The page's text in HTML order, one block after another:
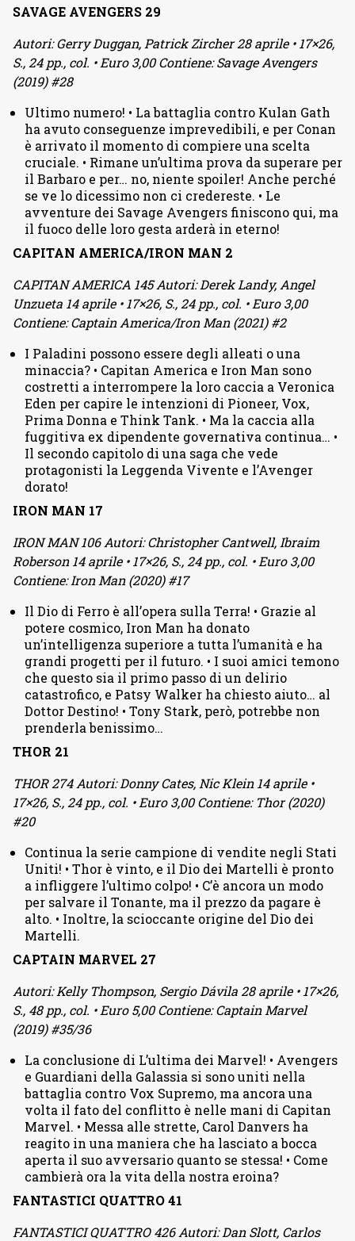
SAVAGE AVENGERS 29
Autori: Gerry Duggan, Patrick Zircher 28 aprile • 17×26,
S., 24 pp., col. • Euro 3,00 Contiene: Savage Avengers
(2019) #28
Ultimo numero! • La battaglia contro Kulan Gath
ha avuto conseguenze imprevedibili, e per Conan
è arrivato il momento di compiere una scelta
cruciale. • Rimane un’ultima prova da superare per
il Barbaro e per… no, niente spoiler! Anche perché
se ve lo dicessimo non ci credereste. • Le
avventure dei Savage Avengers finiscono qui, ma
il fuoco delle loro gesta arderà in eterno!
CAPITAN AMERICA/IRON MAN 2
CAPITAN AMERICA 145 Autori: Derek Landy, Angel
Unzueta 14 aprile • 17×26, S., 24 pp., col. • Euro 3,00
Contiene: Captain America/Iron Man (2021) #2
I Paladini possono essere degli alleati o una
minaccia? • Capitan America e Iron Man sono
costretti a interrompere la loro caccia a Veronica
Eden per capire le intenzioni di Pioneer, Vox,
Prima Donna e Think Tank. • Ma la caccia alla
fuggitiva ex dipendente governativa continua… •
Il secondo capitolo di una saga che vede
protagonisti la Leggenda Vivente e l’Avenger
dorato!
IRON MAN 17
IRON MAN 106 Autori: Christopher Cantwell, Ibraim
Roberson 14 aprile • 17×26, S., 24 pp., col. • Euro 3,00
Contiene: Iron Man (2020) #17
Il Dio di Ferro è all’opera sulla Terra! • Grazie al
potere cosmico, Iron Man ha donato
un’intelligenza superiore a tutta l’umanità e ha
grandi progetti per il futuro. • I suoi amici temono
che questo sia il primo passo di un delirio
catastrofico, e Patsy Walker ha chiesto aiuto… al
Dottor Destino! • Tony Stark, però, potrebbe non
prenderla benissimo…
THOR 21
THOR 274 Autori: Donny Cates, Nic Klein 14 aprile •
17×26, S., 24 pp., col. • Euro 3,00 Contiene: Thor (2020)
#20
Continua la serie campione di vendite negli Stati
Uniti! • Thor è vinto, e il Dio dei Martelli è pronto
a infliggere l’ultimo colpo! • C’è ancora un modo
per salvare il Tonante, ma il prezzo da pagare è
alto. • Inoltre, la scioccante origine del Dio dei
Martelli.
CAPTAIN MARVEL 27
Autori: Kelly Thompson, Sergio Dávila 28 aprile • 17×26,
S., 48 pp., col. • Euro 5,00 Contiene: Captain Marvel
(2019) #35/36
La conclusione di L’ultima dei Marvel! • Avengers
e Guardiani della Galassia si sono uniti nella
battaglia contro Vox Supremo, ma ancora una
volta il fato del conflitto è nelle mani di Capitan
Marvel. • Messa alle strette, Carol Danvers ha
reagito in una maniera che ha lasciato a bocca
aperta il suo avversario quanto se stessa! • Come
cambierà ora la vita della nostra eroina?
FANTASTICI QUATTRO 41
FANTASTICI QUATTRO 426 Autori: Dan Slott, Carlos